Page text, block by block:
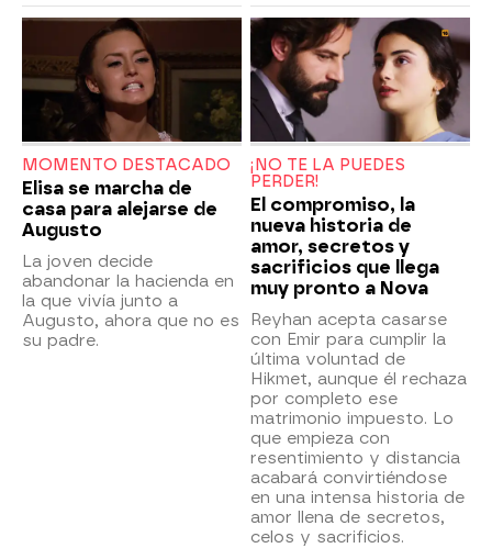
MOMENTO DESTACADO
Elisa se marcha de
casa para alejarse de
Augusto
La joven decide
abandonar la hacienda en
la que vivía junto a
Augusto, ahora que no es
su padre.
¡NO TE LA PUEDES
PERDER!
El compromiso, la
nueva historia de
amor, secretos y
sacrificios que llega
muy pronto a Nova
Reyhan acepta casarse
con Emir para cumplir la
última voluntad de
Hikmet, aunque él rechaza
por completo ese
matrimonio impuesto. Lo
que empieza con
resentimiento y distancia
acabará convirtiéndose
en una intensa historia de
amor llena de secretos,
celos y sacrificios.